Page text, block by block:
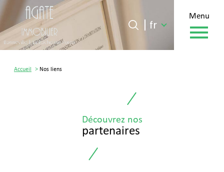
menu
fr
Accueil 0
Langue
fr
Accueil Nos liens
Découvrez nos
partenaires